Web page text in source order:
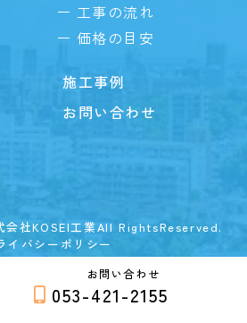
お問い合わせ
053-421-2155
工事の流れ
価格の目安
施工事例
お問い合わせ
社KOSEI工業All RightsReserved.
イバシーポリシー